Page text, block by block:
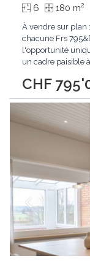
CHF
6 180 m2
À vendre sur plan
chacune Frs
l'opportunité
un cadre paisible
généreux et une
249 m² (avec